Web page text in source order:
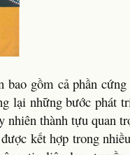
gồm cả phần cứng
lại những bước phát
nhiên thành tựu quan
kết hợp trong